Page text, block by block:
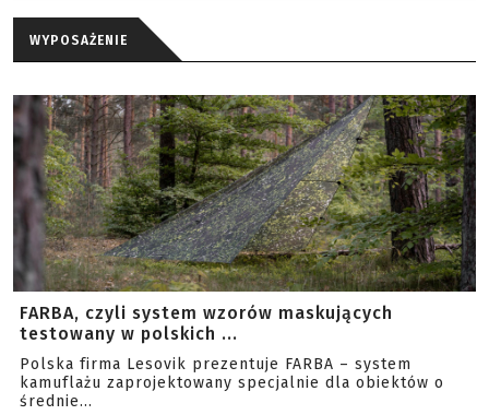
WYPOSAŻENIE
FARBA, czyli system wzorów maskujących
testowany w polskich ...
Polska firma Lesovik prezentuje FARBA – system
kamuflażu zaprojektowany specjalnie dla obiektów o
średnie...